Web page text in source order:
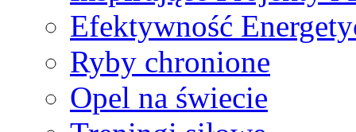
Efektywność
Ryby chronione
Opel na świecie